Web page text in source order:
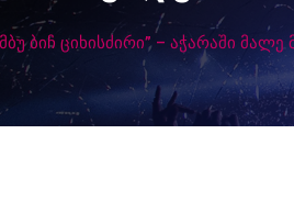
ბიჩ ციხისძირი” – აჭარაში